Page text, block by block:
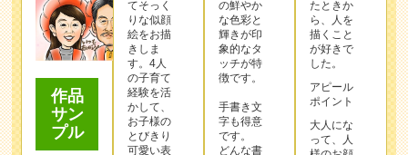
作品
サン
プル
てそっく
りな似顔
絵をお描
きしま
す。4人
の子育て
経験を活
かして、
お子様の
とびきり
可愛い表
の鮮やか
な色彩と
輝きが印
象的なタ
ッチが特
徴です。
手書き文
字も得意
です。
どんな書
たときか
ら、人を
描くこと
が好きで
した。
アピール
ポイント
大人にな
って、人